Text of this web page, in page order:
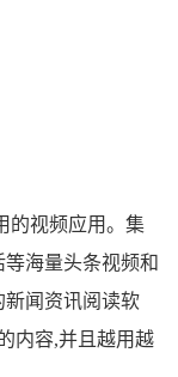
的视频应用。集
海量头条视频和
闻资讯阅读软
内容,并且越用越